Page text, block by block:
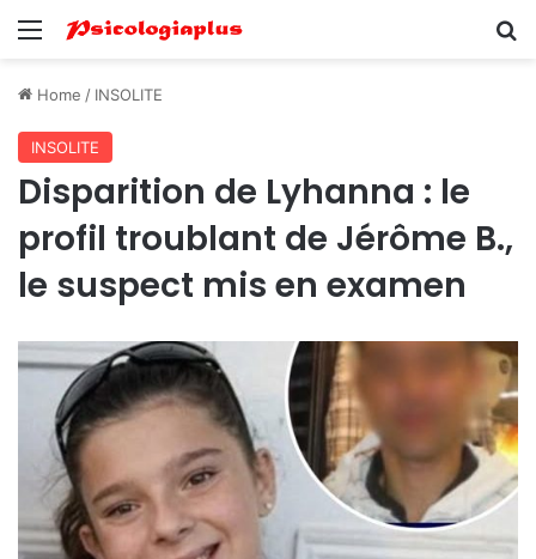
Menu
Home / INSOLITE
INSOLITE
Disparition de Lyhanna : le
profil troublant de Jérôme B.,
le suspect mis en examen